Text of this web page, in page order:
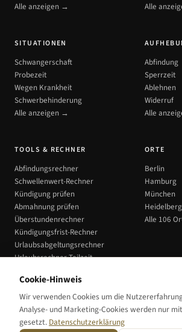
Alle anzeigen →
Alle
SITUATIONEN
Schwangerschaft
Probezeit
Wegen Krankheit
Schwerbehinderung
Alle anzeigen →
Abfindung
Sperrzeit
Ablehnen
Widerruf
Alle
TOOLS & RECHNER
Abfindungsrechner
Schwellenwert-Rechner
Kündigung prüfen
Abmahnung prüfen
Überstundenrechner
Kündigungsfrist-Rechner
Urlaubsabgeltungsrechner
Urlaubsrechner Teilzeit
ORTE
Berlin
Hamburg
München
Heidelberg
Alle 106
Cookie-Hinweis
Wir verwenden Cookies um die
Analyse- und Marketing-Cookies werden nur
gesetzt. Datenschutzerklärung